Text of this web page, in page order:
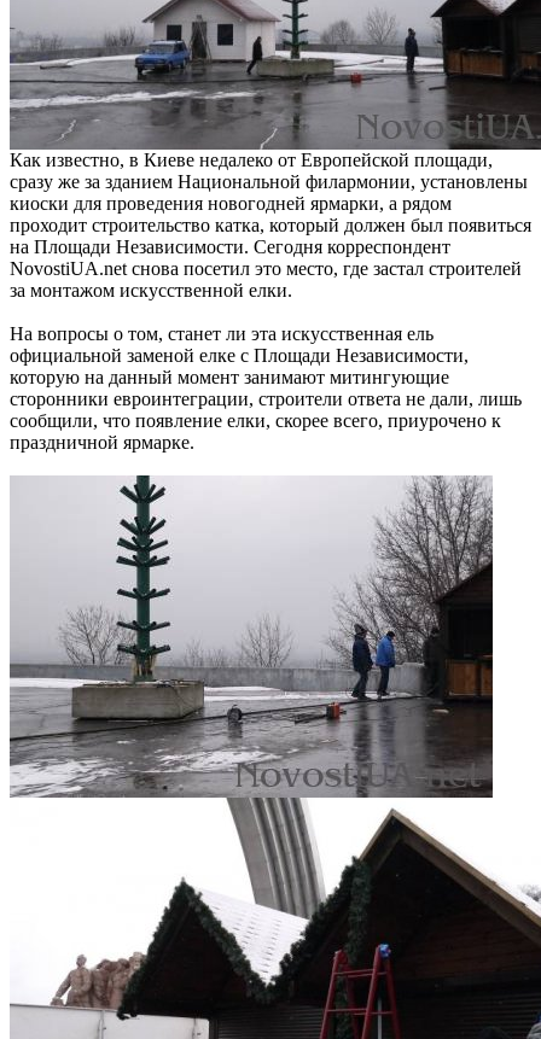
Как известно, в Киеве недалеко от Европейской площади,
сразу же за зданием Национальной филармонии, установлены
киоски для проведения новогодней ярмарки, а рядом
проходит строительство катка, который должен был появиться
на Площади Независимости. Сегодня корреспондент
NovostiUA.net снова посетил это место, где застал строителей
за монтажом искусственной елки.
На вопросы о том, станет ли эта искусственная ель
официальной заменой елке с Площади Независимости,
которую на данный момент занимают митингующие
сторонники евроинтеграции, строители ответа не дали, лишь
сообщили, что появление елки, скорее всего, приурочено к
праздничной ярмарке.